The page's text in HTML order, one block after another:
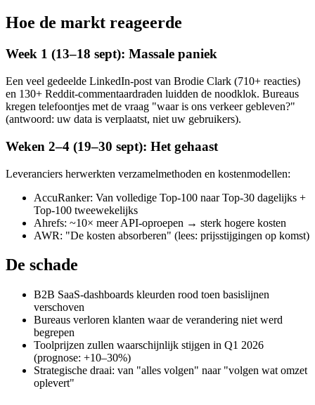
Hoe de markt reageerde
Week 1 (13–18 sept): Massale paniek
Een veel gedeelde LinkedIn-post van Brodie Clark (710+ reacties)
en 130+ Reddit-commentaardraden luidden de noodklok. Bureaus
kregen telefoontjes met de vraag "waar is ons verkeer gebleven?"
(antwoord: uw data is verplaatst, niet uw gebruikers).
Weken 2–4 (19–30 sept): Het gehaast
Leveranciers herwerkten verzamelmethoden en kostenmodellen:
AccuRanker: Van volledige Top-100 naar Top-30 dagelijks +
Top-100 tweewekelijks
Ahrefs: ~10× meer API-oproepen → sterk hogere kosten
AWR: "De kosten absorberen" (lees: prijsstijgingen op komst)
De schade
B2B SaaS-dashboards kleurden rood toen basislijnen
verschoven
Bureaus verloren klanten waar de verandering niet werd
begrepen
Toolprijzen zullen waarschijnlijk stijgen in Q1 2026
(prognose: +10–30%)
Strategische draai: van "alles volgen" naar "volgen wat omzet
oplevert"